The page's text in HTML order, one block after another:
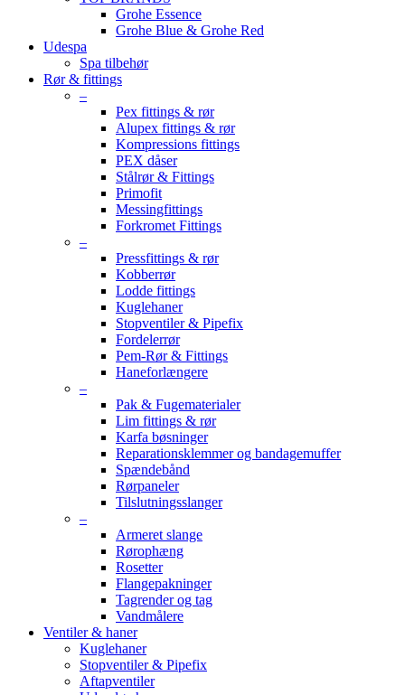
Grohe Essence
Grohe Blue & Grohe Red
Udespa
Spa tilbehør
Rør & fittings
–
Pex fittings & rør
Alupex fittings & rør
Kompressions fittings
PEX dåser
Stålrør & Fittings
Primofit
Messingfittings
Forkromet Fittings
–
Pressfittings & rør
Kobberrør
Lodde fittings
Kuglehaner
Stopventiler & Pipefix
Fordelerrør
Pem-Rør & Fittings
Haneforlængere
–
Pak & Fugematerialer
Lim fittings & rør
Karfa bøsninger
Reparationsklemmer og bandagemuffer
Spændebånd
Rørpaneler
Tilslutningsslanger
–
Armeret slange
Rørophæng
Rosetter
Flangepakninger
Tagrender og tag
Vandmålere
Ventiler & haner
Kuglehaner
Stopventiler & Pipefix
Aftapventiler